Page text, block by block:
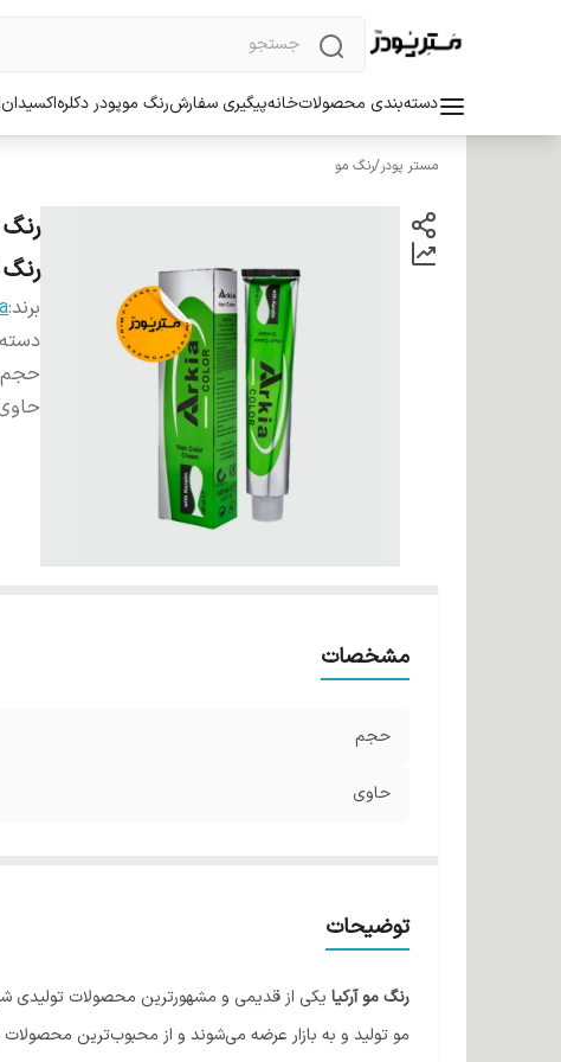
دسته‌بندی محصولاتخانهپیگیری سفارشرنگ موپودر دکلرهاکسیدان
مستر پودر/رنگ مو
برند:
حجم
مشخصات
حجم
حاوی
توضیحات
رنگ مو آرکیا یکی از قدیمی و مشهورترین محصولات تولیدی
مو تولید و به بازار عرضه می‌شوند و از محبوب‌ترین محصولات